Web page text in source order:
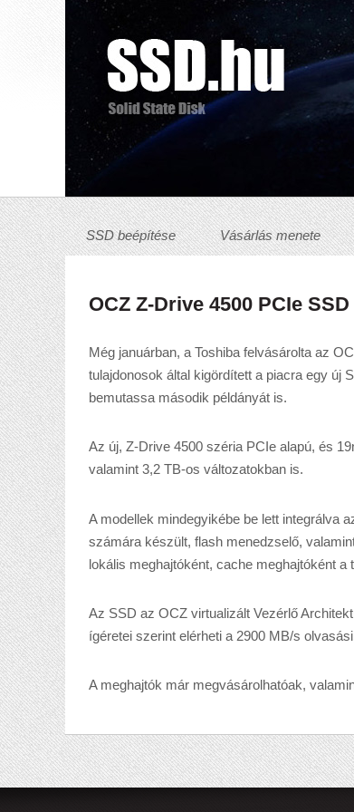
SSD beépítése Vásárlás menete
OCZ Z-Drive 4500 PCIe
Még januárban, a Toshiba felvásárolta az
tulajdonosok által kigördített a piacra egy új
bemutassa második példányát is.
Az új, Z-Drive 4500 széria PCIe alapú, és
valamint 3,2 TB-os változatokban is.
A modellek mindegyikébe be lett integrálva
számára készült, flash menedzselő,
lokális meghajtóként, cache meghajtóként
Az SSD az OCZ virtualizált Vezérlő
ígéretei szerint elérheti a 2900 MB/s
A meghajtók már megvásárolhatóak,